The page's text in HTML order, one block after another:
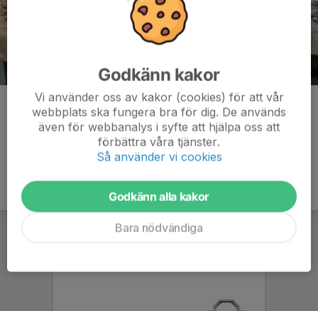
Kommentarer
Godkänn kakor
Vi använder oss av kakor (cookies) för att vår
webbplats ska fungera bra för dig. De används
även för webbanalys i syfte att hjälpa oss att
förbättra våra tjänster.
Så använder vi cookies
Godkänn alla kakor
Bara nödvändiga